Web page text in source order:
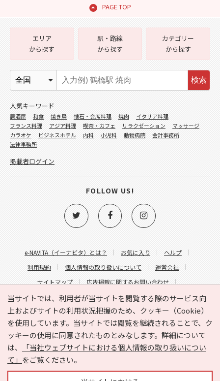
PAGE TOP
当サイトでは、利用者が当サイトを閲覧する際のサービス向
上およびサイトの利用状況把握のため、クッキー（Cookie）
を使用しています。当サイトでは閲覧を継続されることで、ク
ッキーの使用に同意されたものとみなします。詳細について
は、
「当社ウェブサイトにおける個人情報の取り扱いについ
て」 をご覧ください。
e-NAVITA（イーナビタ）とは？ お気に入り
ヘルプ
利用規約
個人情報の取り扱いについて
運営会社
サイトマップ
広告掲載に関するお問い合わせ
サイトの内容に関するお問い合わせ
エリア
から探す
駅・路線
から探す
カテゴリー
から探す
検索
人気キーワード
居酒屋 和食 焼き鳥 懐石・会席料理 焼肉
イタリア料理
フランス料理
アジア料理 喫茶・カフェ リラクゼーション
マッサージ
カラオケ
ビジネスホテル 内科 小児科 動物病院
会計事務所
法律事務所
掲載者ログイン
FOLLOW US!
Copyright © HYOJITO.Co.,Ltd. All Rights Reserved.